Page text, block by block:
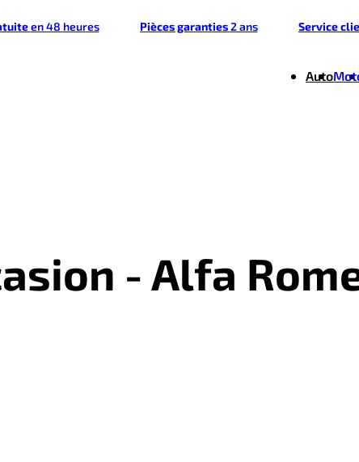
en 48 heures Pièces garanties2 ans Service
Auto
- Alfa